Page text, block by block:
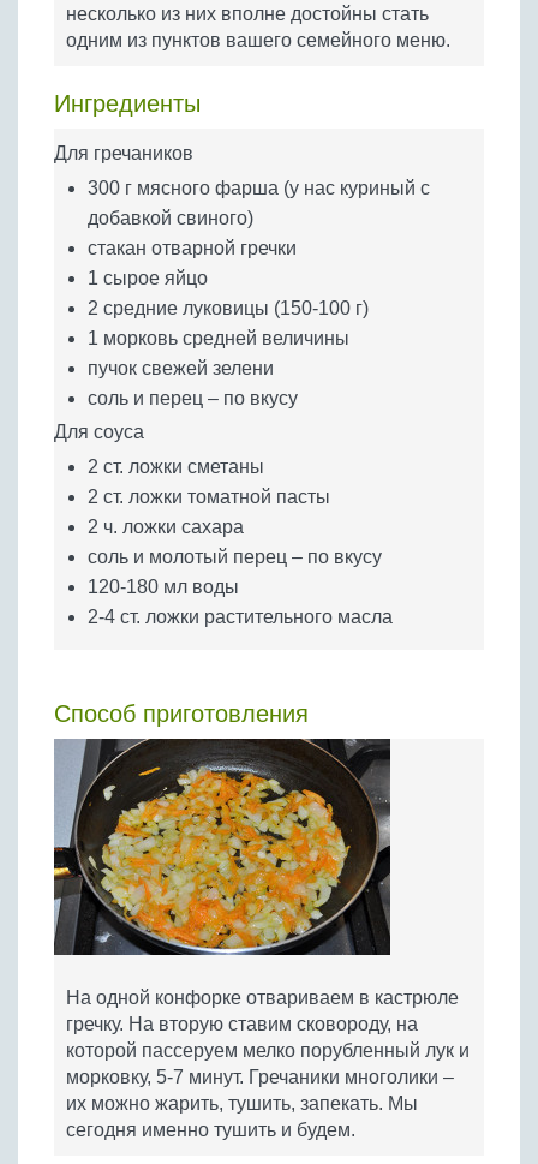
Бобовые
Яйца
несколько из них вполне достойны стать
одним из пунктов вашего семейного меню.
Ингредиенты
Для гречаников
300 г мясного фарша (у нас куриный с
добавкой свиного)
стакан отварной гречки
1 сырое яйцо
2 средние луковицы (150-100 г)
1 морковь средней величины
пучок свежей зелени
соль и перец – по вкусу
Для соуса
2 ст. ложки сметаны
2 ст. ложки томатной пасты
2 ч. ложки сахара
соль и молотый перец – по вкусу
120-180 мл воды
2-4 ст. ложки растительного масла
Способ приготовления
На одной конфорке отвариваем в кастрюле
гречку. На вторую ставим сковороду, на
которой пассеруем мелко порубленный лук и
морковку, 5-7 минут. Гречаники многолики –
их можно жарить, тушить, запекать. Мы
сегодня именно тушить и будем.